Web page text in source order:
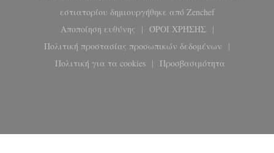
εστιατορίου δημιουργήθηκε από Zenchef((ανοίγει σε
Αποποίηση ευθύνης
((ανοίγει σε νέο παράθυρο))
ΌΡΟΙ ΧΡΉΣΗΣ
((ανοίγει σε νέο
Πολιτική προστασίας προσωπικών δεδομένων
((ανοίγει σε νέο παράθυρο))
Πολιτική για τα cookies
((ανοίγει σε νέο παράθυρο))
Προσβασιμότητα
((ανοίγει σε νέο